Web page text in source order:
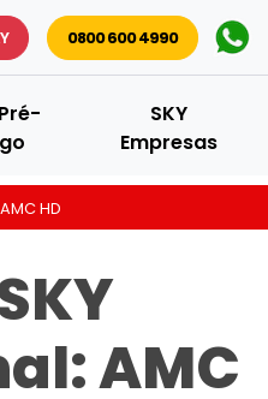
0800 600 4990
SKY
Empresas
AMC HD
AMC